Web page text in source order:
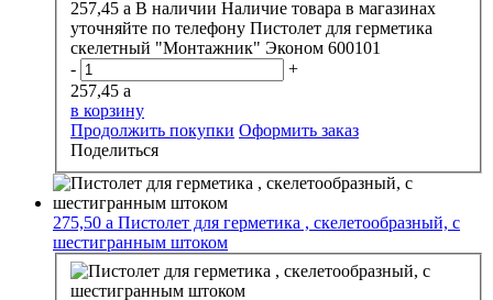
257,45 a В наличии Наличие товара в магазинах
уточняйте по телефону Пистолет для герметика
скелетный "Монтажник" Эконом 600101
-
+
257,45 a
в корзину
Продолжить покупки Оформить заказ
Поделиться
275,50 a Пистолет для герметика , скелетообразный, с
шестигранным штоком